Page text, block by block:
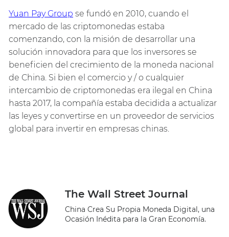
Yuan Pay Group se fundó en 2010, cuando el
mercado de las criptomonedas estaba
comenzando, con la misión de desarrollar una
solución innovadora para que los inversores se
beneficien del crecimiento de la moneda nacional
de China. Si bien el comercio y / o cualquier
intercambio de criptomonedas era ilegal en China
hasta 2017, la compañía estaba decidida a actualizar
las leyes y convertirse en un proveedor de servicios
global para invertir en empresas chinas.
The Wall Street Journal
China Crea Su Propia Moneda Digital, una
Ocasión Inédita para la Gran Economía.